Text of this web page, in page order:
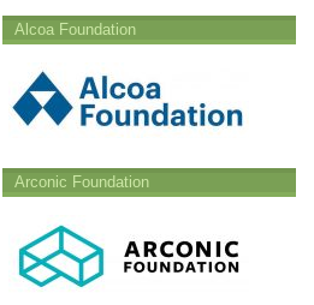
Alcoa Foundation
Arconic Foundation